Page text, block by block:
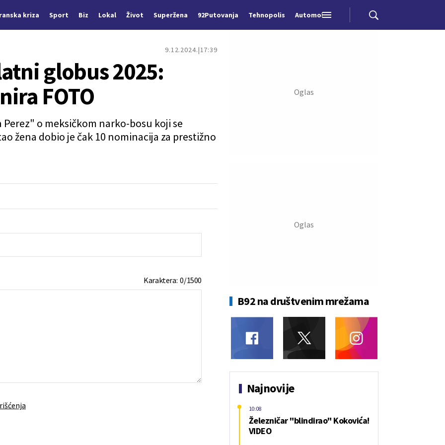
kriza Sport Biz Lokal Život Superžena 92Putovanja Tehnopolis Automobili
9.12.2024. 17:39
globus 2025:
FOTO
o meksičkom narko-bosu koji se
žena dobio je čak 10 nominacija za prestižno
Karaktera:0/1500
B92 na društvenim mrežama
Najnovije
Železničar "blindirao" Kokovića!
VIDEO
10:08